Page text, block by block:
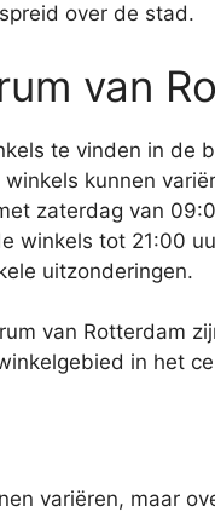
over de stad.
van
te vinden in de
kunnen
zaterdag van
winkels tot 21:00
uitzonderingen.
van Rotterdam
in het
variëren, maar